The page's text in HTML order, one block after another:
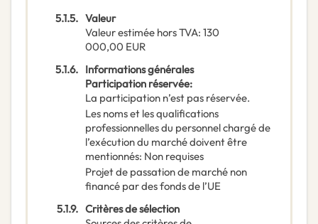
5.1.5. Valeur
Valeur estimée hors TVA: 130
000,00 EUR
5.1.6. Informations générales
Participation réservée:
La participation n’est pas réservée.
Les noms et les qualifications
professionnelles du personnel chargé de
l’exécution du marché doivent être
mentionnés: Non requises
Projet de passation de marché non
financé par des fonds de l’UE
5.1.9. Critères de sélection